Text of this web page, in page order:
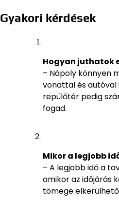
Gyakori kérdések
Hogyan juthatok
– Nápoly könnyen
vonattal és autóval
repülőtér pedig
fogad.
Mikor a legjobb
– A legjobb idő a
amikor az időjárás
tömege